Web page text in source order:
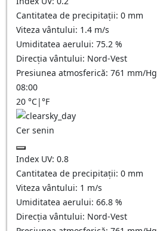
Cantitatea de precipitații: 0 mm
Viteza vântului: 1.4 m/s
Umiditatea aerului: 75.2 %
Direcția vântului: Nord-Vest
Presiunea atmosferică: 761 mm/Hg
08:00
20 °C|°F
Cer senin
Index UV: 0.8
Cantitatea de precipitații: 0 mm
Viteza vântului: 1 m/s
Umiditatea aerului: 66.8 %
Direcția vântului: Nord-Vest